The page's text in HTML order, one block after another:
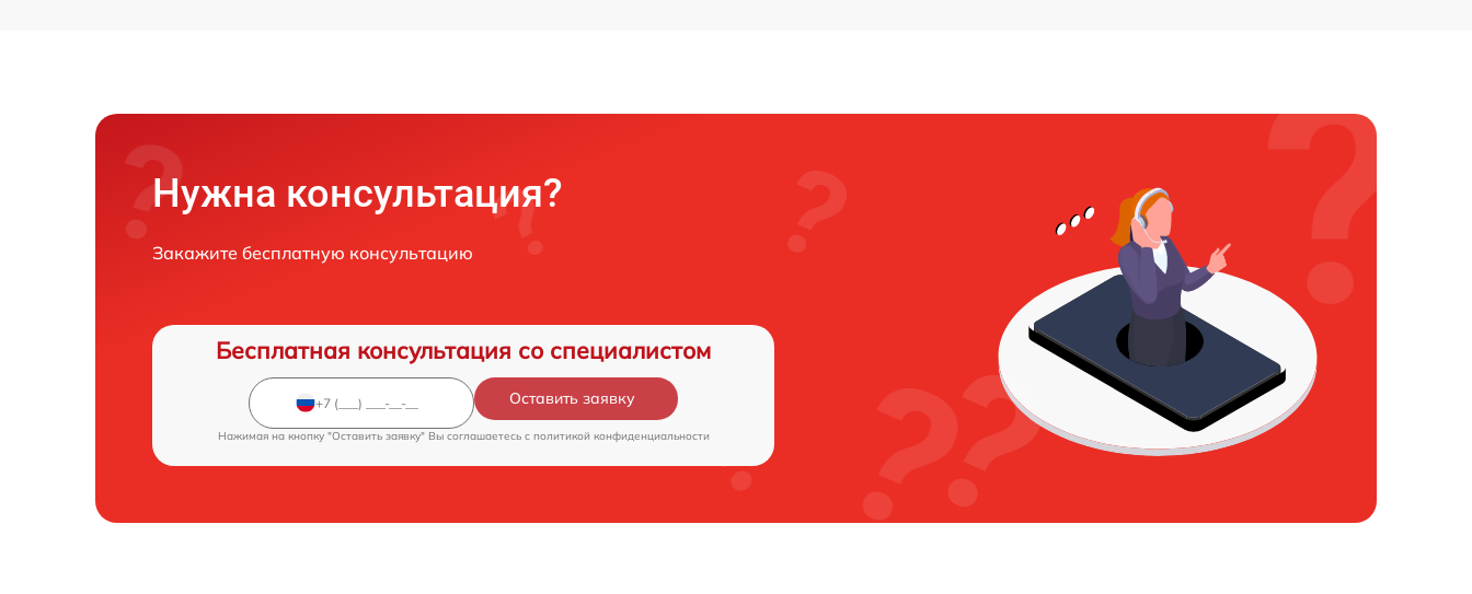
Нужна консультация?
Закажите бесплатную консультацию
Бесплатная консультация со специалистом
Оставить заявку
Нажимая на кнопку "Оставить заявку" Вы соглашаетесь c политикой конфиденциальности